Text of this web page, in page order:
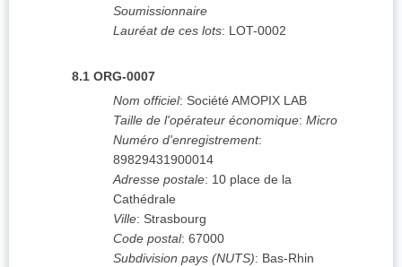
Soumissionnaire
Lauréat de ces lots: LOT-0002
8.1 ORG-0007
Nom officiel: Société AMOPIX LAB
Taille de l'opérateur économique: Micro
Numéro d'enregistrement:
89829431900014
Adresse postale: 10 place de la
Cathédrale
Ville: Strasbourg
Code postal: 67000
Subdivision pays (NUTS): Bas-Rhin